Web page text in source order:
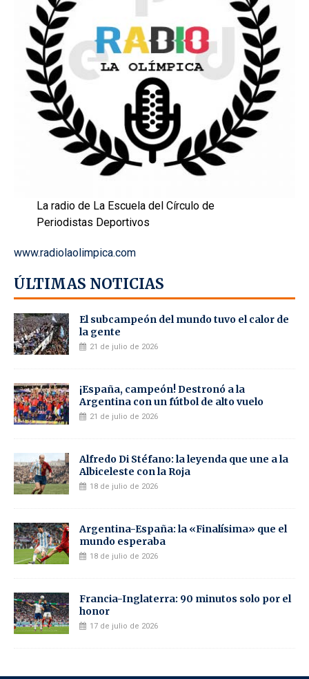
La radio de La Escuela del Círculo de
Periodistas Deportivos
www.radiolaolimpica.com
ÚLTIMAS NOTICIAS
El subcampeón del mundo tuvo el calor de
la gente
21 de julio de 2026
¡España, campeón! Destronó a la
Argentina con un fútbol de alto vuelo
21 de julio de 2026
Alfredo Di Stéfano: la leyenda que une a la
Albiceleste con la Roja
18 de julio de 2026
Argentina-España: la «Finalísima» que el
mundo esperaba
18 de julio de 2026
Francia-Inglaterra: 90 minutos solo por el
honor
17 de julio de 2026